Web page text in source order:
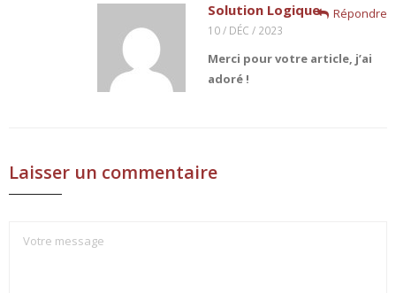
Solution Logique
10 / DÉC / 2023
Répondre
Merci pour votre article, j’ai
adoré !
Laisser un commentaire